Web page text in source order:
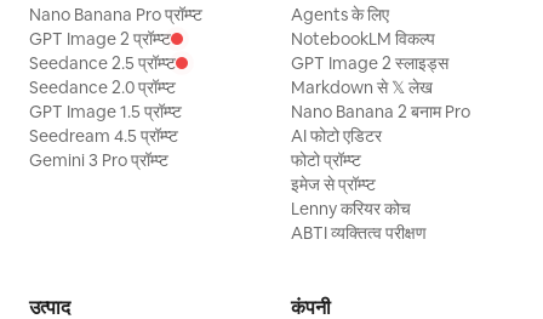
Nano Banana Pro प्रॉम्प्ट
GPT Image 2 प्रॉम्प्ट
Seedance 2.5 प्रॉम्प्ट
Seedance 2.0 प्रॉम्प्ट
GPT Image 1.5 प्रॉम्प्ट
Seedream 4.5 प्रॉम्प्ट
Gemini 3 Pro प्रॉम्प्ट
Agents के लिए
NotebookLM विकल्प
GPT Image 2 स्लाइड्स
Markdown से 𝕏 लेख
Nano Banana 2 बनाम Pro
AI फोटो एडिटर
फोटो प्रॉम्प्ट
इमेज से प्रॉम्प्ट
Lenny करियर कोच
ABTI व्यक्तित्व परीक्षण
उत्पाद कंपनी